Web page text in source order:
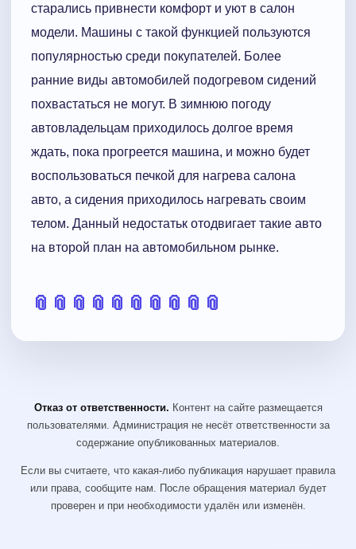
старались привнести комфорт и уют в салон
модели. Машины с такой функцией пользуются
популярностью среди покупателей. Более
ранние виды автомобилей подогревом сидений
похвастаться не могут. В зимнюю погоду
автовладельцам приходилось долгое время
ждать, пока прогреется машина, и можно будет
воспользоваться печкой для нагрева салона
авто, а сидения приходилось нагревать своим
телом. Данный недостатьк отодвигает такие авто
на второй план на автомобильном рынке.
📎 📎 📎 📎 📎 📎 📎 📎 📎 📎
Отказ от ответственности. Контент на сайте размещается
пользователями. Администрация не несёт ответственности за
содержание опубликованных материалов.
Если вы считаете, что какая-либо публикация нарушает правила
или права, сообщите нам. После обращения материал будет
проверен и при необходимости удалён или изменён.